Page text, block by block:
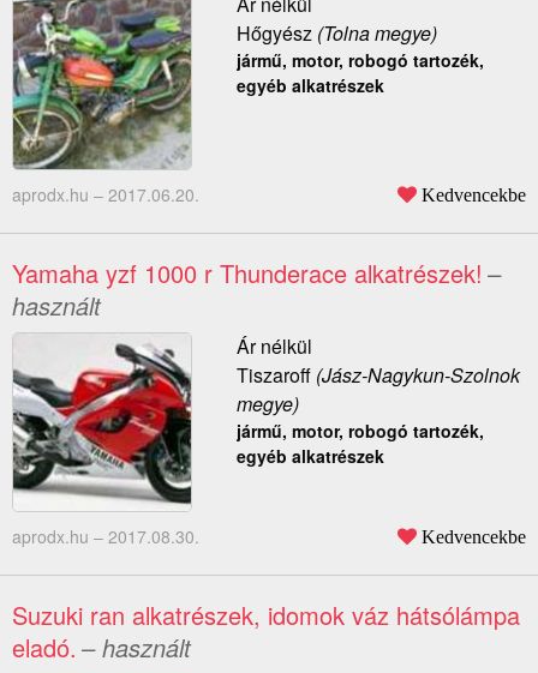
Hőgyész(Tolna megye)
jármű, motor, robogó tartozék,
egyéb alkatrészek
aprodx.hu – 2017.06.20. Kedvencekbe
Yamaha yzf 1000 r Thunderace alkatrészek! –
használt
Ár nélkül
Tiszaroff(Jász-Nagykun-Szolnok
megye)
jármű, motor, robogó tartozék,
egyéb alkatrészek
aprodx.hu – 2017.08.30. Kedvencekbe
Suzuki ran alkatrészek, idomok váz hátsólámpa
eladó. – használt